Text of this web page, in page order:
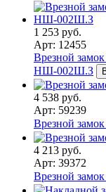
1 253 руб.
Арт: 12455
Врезной
НШ-002Ш.З
4 538 руб.
Арт: 59239
Врезной
4 213 руб.
Арт: 39372
Врезной